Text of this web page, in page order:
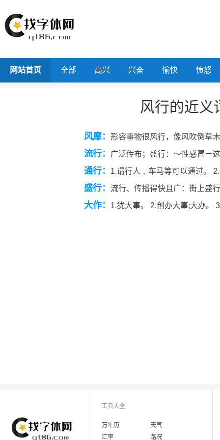
网站首页 全部 高兴 兴奋 愉快 愤怒
风行的近义
风靡： 形容事物很风行，像风吹倒草
流行： 广泛传布；盛行：～性感冒ㄧ
通行： 1.谓行人﹑车马等可以通过。
盛行： 流行、传播得快且广：街上盛
大作： 1.犹大事。 2.创办大事;大办。
工具大全
万年历
天气
汇率
路况